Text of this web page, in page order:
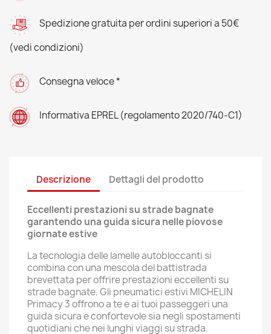
Spedizione gratuita per ordini superiori a 50€
(vedi condizioni)
Consegna veloce *
Informativa EPREL (regolamento 2020/740-C1)
Descrizione Dettagli del prodotto
Eccellenti prestazioni su strade bagnate
garantendo una guida sicura nelle piovose
giornate estive
La tecnologia delle lamelle autobloccanti si
combina con una mescola del battistrada
brevettata per offrire prestazioni eccellenti su
strade bagnate. Gli pneumatici estivi MICHELIN
Primacy 3 offrono a te e ai tuoi passeggeri una
guida sicura e confortevole sia negli spostamenti
quotidiani che nei lunghi viaggi su strada.